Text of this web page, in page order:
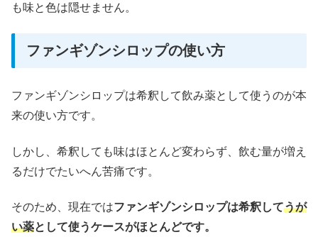
も味と色は隠せません。
ファンギゾンシロップの使い方
ファンギゾンシロップは希釈して飲み薬として使うのが本
来の使い方です。
しかし、希釈しても味はほとんど変わらず、飲む量が増え
るだけでたいへん苦痛です。
そのため、現在ではファンギゾンシロップは希釈してうが
い薬として使うケースがほとんどです。